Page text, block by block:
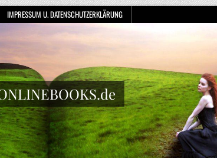
IMPRESSUM U. DATENSCHUTZERKLÄRUNG